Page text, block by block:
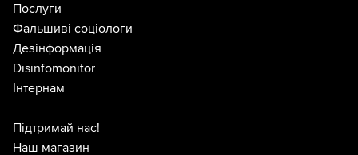
Послуги
Фальшиві соціологи
Дезінформація
Disinfomonitor
Інтернам
Підтримай нас!
Наш магазин